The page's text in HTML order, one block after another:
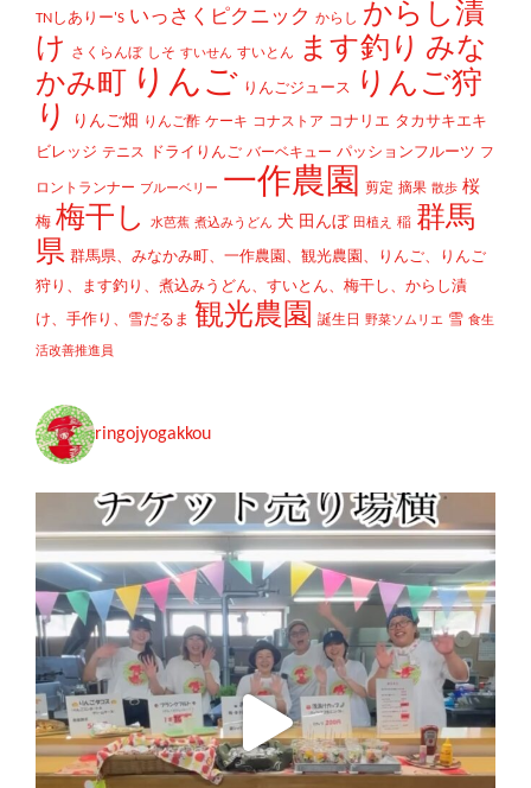
TNしありー'S いっさくピクニック からし からし漬
け
さくらんぼ しそ すいせん すいとん ます釣り みな
かみ町
りんご りんごジュース
りんご狩
り
りんご畑 りんご酢 ケーキ コナストア コナリエ タカサキエキ
ビレッジ テニス ドライりんご バーベキュー パッションフルーツ フ
ロントランナー ブルーベリー 一作農園 剪定 摘果 散歩 桜
梅 梅干し 水芭蕉 煮込みうどん 犬 田んぼ 田植え 稲 群馬
県 群馬県、みなかみ町、一作農園、観光農園、りんご、りんご
狩り、ます釣り、煮込みうどん、すいとん、梅干し、からし漬
け、手作り、雪だるま 観光農園 誕生日 野菜ソムリエ 雪 食生
活改善推進員
ringojyogakkou